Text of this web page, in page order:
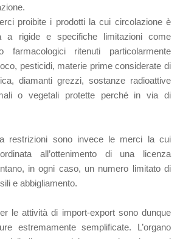
proibite i prodotti la cui circolazione è
a rigide e specifiche limitazioni come
farmacologici ritenuti particolarmente
pesticidi, materie prime considerate di
diamanti grezzi, sostanze radioattive
o vegetali protette perché in via di
restrizioni sono invece le merci la cui
all’ottenimento di una licenza
in ogni caso, un numero limitato di
e abbigliamento.
le attività di import-export sono dunque
estremamente semplificate. L’organo